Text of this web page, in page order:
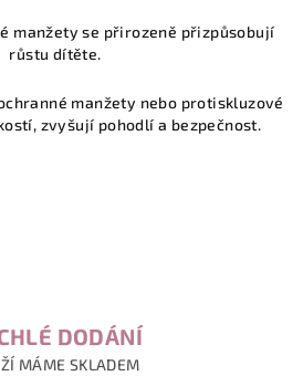
p
i
u
manžety se přirozeně přizpůsobují
růstu dítěte.
manžety nebo protiskluzové
zvyšují pohodlí a bezpečnost.
DODÁNÍ
MÁME SKLADEM